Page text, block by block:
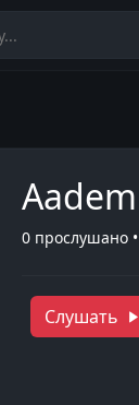
Aadem
0 прослушано •
Слушать